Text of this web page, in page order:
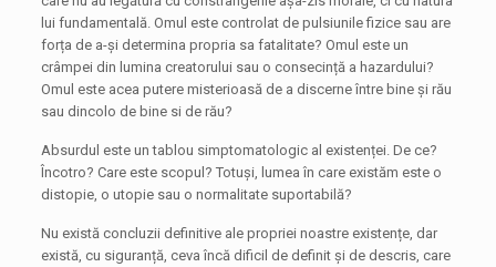
lui fundamentală. Omul este controlat de pulsiunile fizice sau are
forța de a-și determina propria sa fatalitate? Omul este un
crâmpei din lumina creatorului sau o consecință a hazardului?
Omul este acea putere misterioasă de a discerne între bine și rău
sau dincolo de bine si de rău?
Absurdul este un tablou simptomatologic al existenței. De ce?
Încotro? Care este scopul? Totuși, lumea în care existăm este o
distopie, o utopie sau o normalitate suportabilă?
Nu există concluzii definitive ale propriei noastre existențe, dar
există, cu siguranță, ceva încă dificil de definit și de descris, care